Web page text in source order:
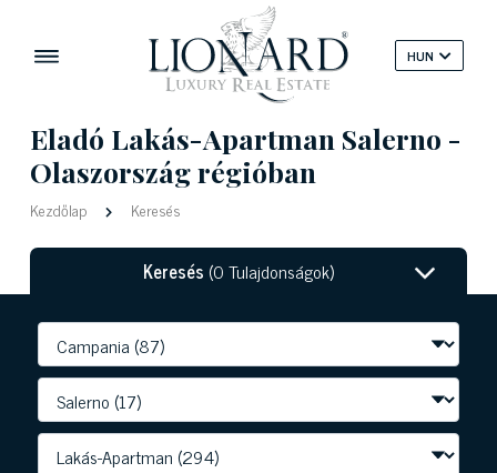
HUN
Eladó Lakás-Apartman Salerno -
Olaszország régióban
Kezdőlap Keresés
Keresés (0 Tulajdonságok)